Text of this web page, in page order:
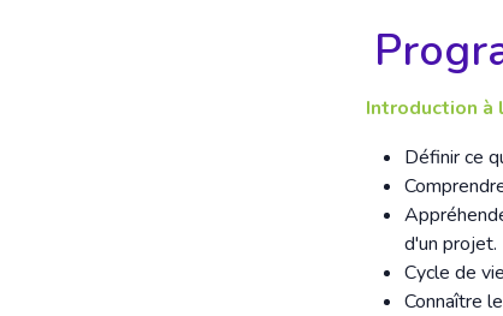
Introduction
Définir ce
d'un projet.
Cycle de
Connaître